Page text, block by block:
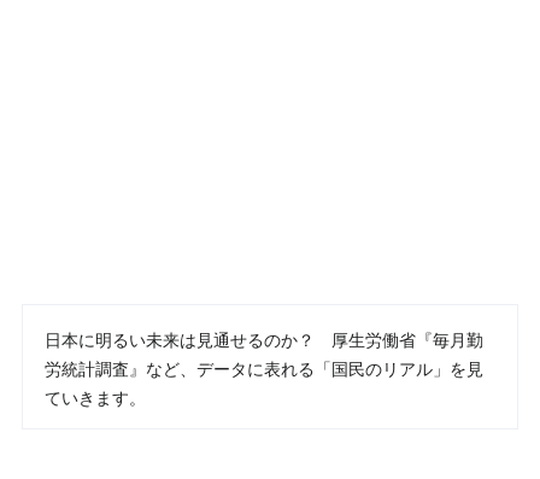
日本に明るい未来は見通せるのか？ 厚生労働省『毎月勤
労統計調査』など、データに表れる「国民のリアル」を見
ていきます。